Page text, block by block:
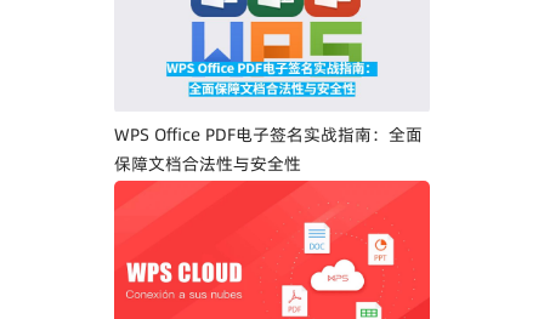
WPS Office PDF电子签名实战指南：全面
保障文档合法性与安全性